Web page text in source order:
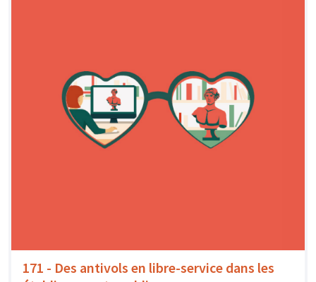
171 - Des antivols en libre-service dans les